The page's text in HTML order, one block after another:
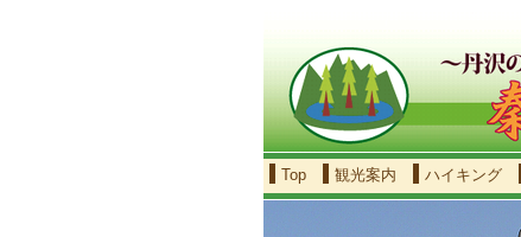
Top 観光案内 ハイキング